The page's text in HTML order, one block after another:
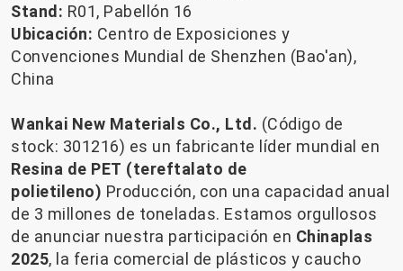
Stand: R01, Pabellón 16
Ubicación: Centro de Exposiciones y
Convenciones Mundial de Shenzhen (Bao'an),
China
Wankai New Materials Co., Ltd. (Código de
stock: 301216) es un fabricante líder mundial en
Resina de PET (tereftalato de
polietileno) Producción, con una capacidad anual
de 3 millones de toneladas. Estamos orgullosos
de anunciar nuestra participación en Chinaplas
2025, la feria comercial de plásticos y caucho